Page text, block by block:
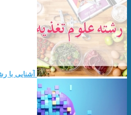
آشنایی با